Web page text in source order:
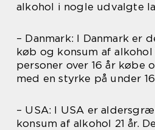
alkohol i nogle udvalgte
– Danmark: I Danmark er
køb og konsum af alkohol
personer over 16 år købe
med en styrke på under
– USA: I USA er
konsum af alkohol 21 år.